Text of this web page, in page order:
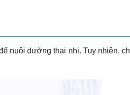
nuôi dưỡng thai nhi. Tuy nhiên,